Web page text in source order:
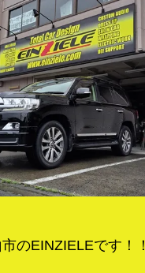
ル
200
セ
キ
ュ
リ
テ
ィ
＆
フ
ィ
ル
ののEINZIELEです！！